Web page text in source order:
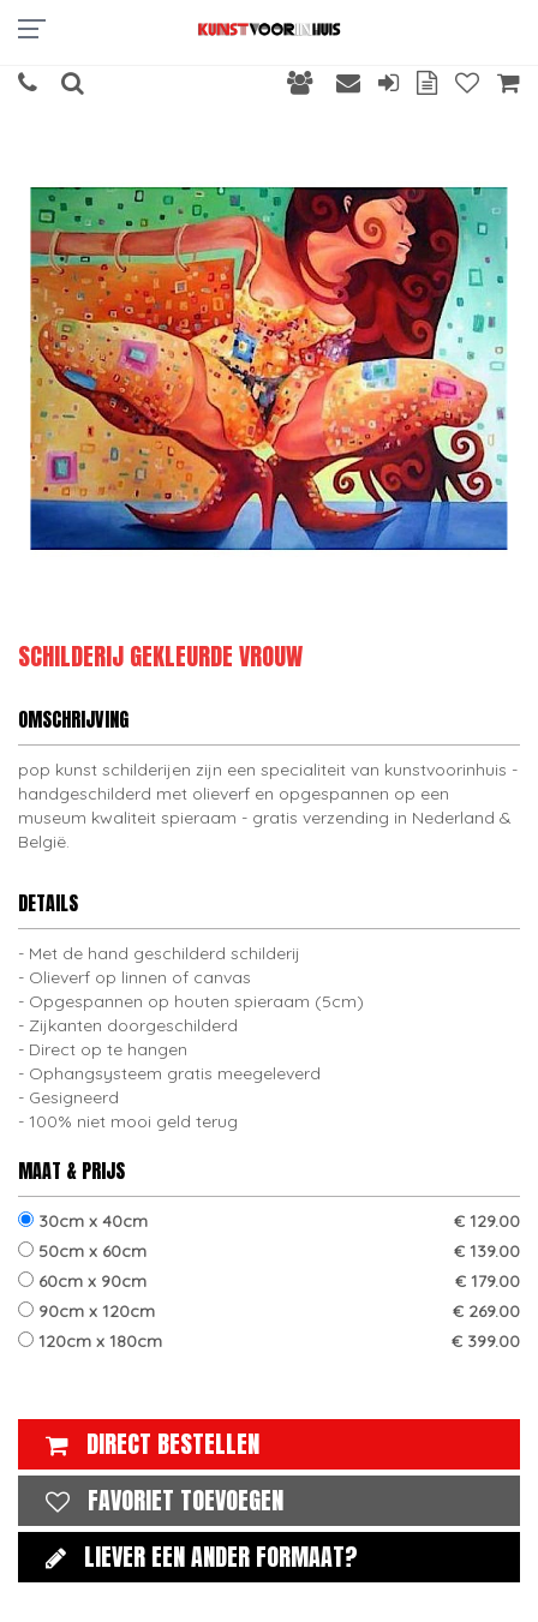
SCHILDERIJ GEKLEURDE VROUW
OMSCHRIJVING
pop kunst schilderijen zijn een specialiteit van kunstvoorinhuis -
handgeschilderd met olieverf en opgespannen op een
museum kwaliteit spieraam - gratis verzending in Nederland &
België.
DETAILS
Met de hand geschilderd schilderij
Olieverf op linnen of canvas
Opgespannen op houten spieraam (5cm)
Zijkanten doorgeschilderd
Direct op te hangen
Ophangsysteem gratis meegeleverd
Gesigneerd
100% niet mooi geld terug
MAAT & PRIJS
30cm x 40cm
€ 129.00
50cm x 60cm
€ 139.00
60cm x 90cm
€ 179.00
90cm x 120cm
€ 269.00
120cm x 180cm
€ 399.00
DIRECT BESTELLEN
FAVORIET TOEVOEGEN
LIEVER EEN ANDER FORMAAT?